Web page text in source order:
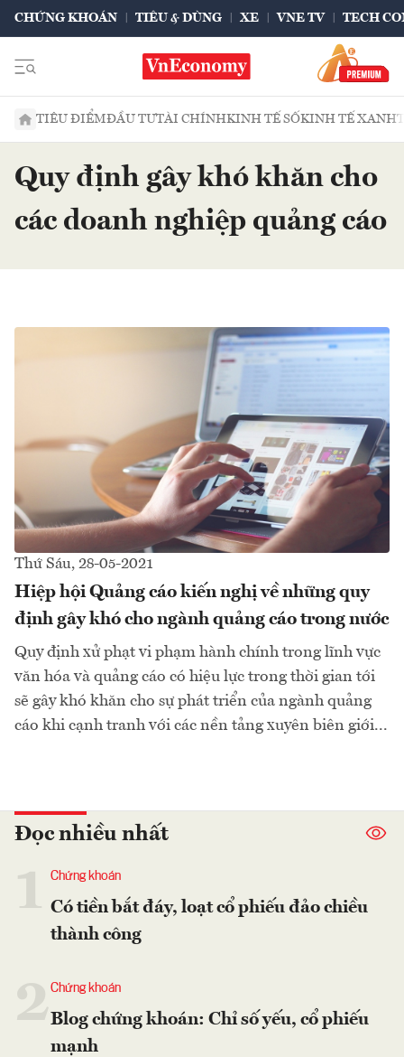
CHỨNG KHOÁN TIÊU & DÙNG XE VNE TV TECH
TIÊU ĐIỂMĐẦU TƯTÀI CHÍNHKINH TẾ SỐKINH TẾ XANH
Quy định gây khó khăn cho
các doanh nghiệp quảng cáo
Thứ Sáu, 28-05-2021
Hiệp hội Quảng cáo kiến nghị về những quy
định gây khó cho ngành quảng cáo trong nước
Quy định xử phạt vi phạm hành chính trong lĩnh vực
văn hóa và quảng cáo có hiệu lực trong thời gian tới
sẽ gây khó khăn cho sự phát triển của ngành quảng
cáo khi cạnh tranh với các nền tảng xuyên biên giới...
Đọc nhiều nhất
Chứng khoán
Có tiền bắt đáy, loạt cổ phiếu đảo chiều
thành công
2Chứng khoán
Blog chứng khoán: Chỉ số yếu, cổ phiếu
mạnh